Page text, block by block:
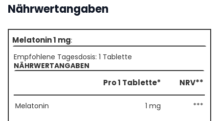
Nährwertangaben
Melatonin 1 mg:
Empfohlene Tagesdosis: 1 Tablette
NÄHRWERTANGABEN
Pro 1 Tablette* NRV**
Melatonin 1 mg ***